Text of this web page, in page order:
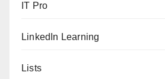
IT Pro
LinkedIn Learning
Lists